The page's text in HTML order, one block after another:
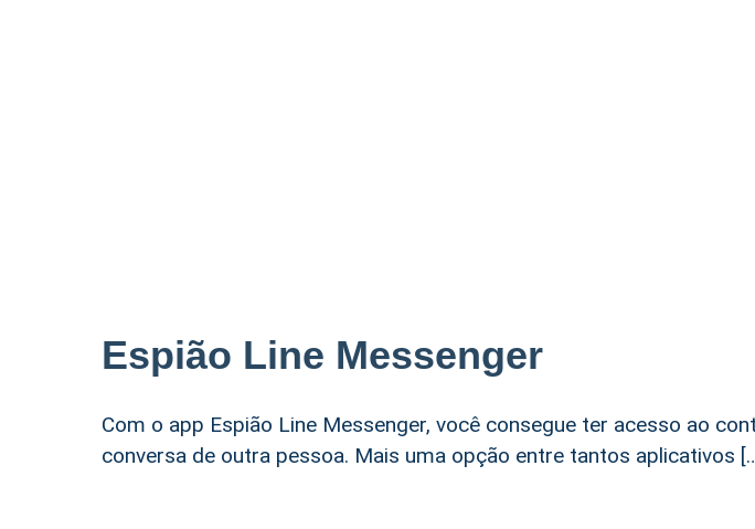
Espião Line Messenger
Com o app Espião Line Messenger, você consegue ter acesso ao
conversa de outra pessoa. Mais uma opção entre tantos aplicativos